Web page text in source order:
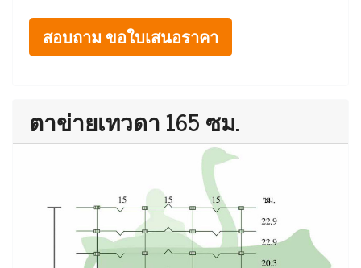
สอบถาม ขอใบเสนอราคา
ตาข่ายเทวดา 165 ซม.